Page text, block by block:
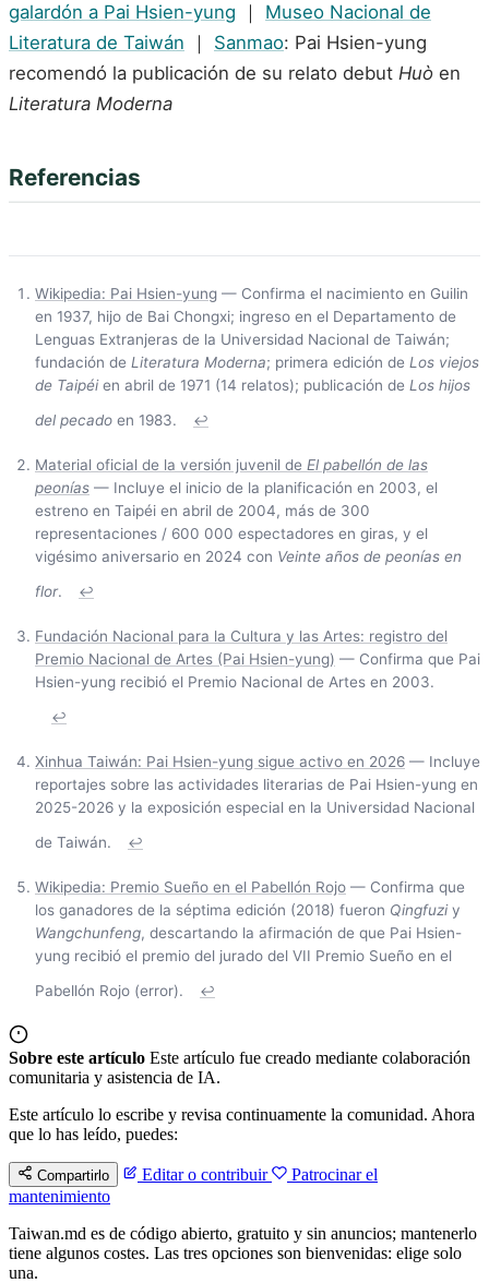
galardón a Pai Hsien-yung ｜ Museo Nacional de
Literatura de Taiwán ｜ Sanmao: Pai Hsien-yung
recomendó la publicación de su relato debut Huò en
Literatura Moderna
Referencias
Wikipedia: Pai Hsien-yung — Confirma el nacimiento en Guilin
en 1937, hijo de Bai Chongxi; ingreso en el Departamento de
Lenguas Extranjeras de la Universidad Nacional de Taiwán;
fundación de Literatura Moderna; primera edición de Los viejos
de Taipéien abril de 1971 (14 relatos); publicación de Los hijos
del pecado en 1983. ↩
Material oficial de la versión juvenil de El pabellón de las
peonías — Incluye el inicio de la planificación en 2003, el
estreno en Taipéi en abril de 2004, más de 300
representaciones / 600 000 espectadores en giras, y el
vigésimo aniversario en 2024 con Veinte años de peonías en
flor. ↩
Fundación Nacional para la Cultura y las Artes: registro del
Premio Nacional de Artes (Pai Hsien-yung) — Confirma que Pai
Hsien-yung recibió el Premio Nacional de Artes en 2003.
↩
Xinhua Taiwán: Pai Hsien-yung sigue activo en 2026 — Incluye
reportajes sobre las actividades literarias de Pai Hsien-yung en
2025-2026 y la exposición especial en la Universidad Nacional
de Taiwán.
↩
Wikipedia: Premio Sueño en el Pabellón Rojo — Confirma que
los ganadores de la séptima edición (2018) fueron Qingfuziy
Wangchunfeng, descartando la afirmación de que Pai Hsien-
yung recibió el premio del jurado del VII Premio Sueño en el
Pabellón Rojo (error).
↩
Sobre este artículo Este artículo fue creado mediante colaboración
comunitaria y asistencia de IA.
Este artículo lo escribe y revisa continuamente la comunidad. Ahora
que lo has leído, puedes:
Compartirlo Editar o contribuir
Patrocinar el
mantenimiento
Taiwan.md es de código abierto, gratuito y sin anuncios; mantenerlo
tiene algunos costes. Las tres opciones son bienvenidas: elige solo
una.